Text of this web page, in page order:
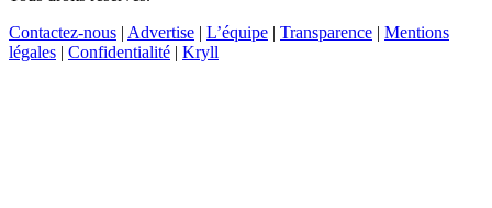
Contactez-nous | Advertise | L’équipe | Transparence | Mentions
légales | Confidentialité | Kryll